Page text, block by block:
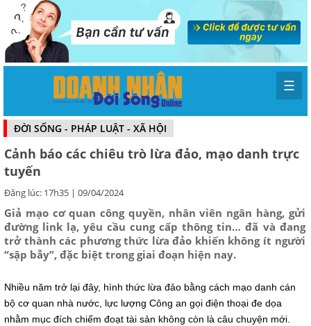
☰
ĐỜI SỐNG - PHÁP LUẬT - XÃ HỘI
Cảnh báo các chiêu trò lừa đảo, mạo danh trực
tuyến
Đăng lúc: 17h35 | 09/04/2024
Giả mạo cơ quan công quyền, nhân viên ngân hàng, gửi
đường link lạ, yêu cầu cung cấp thông tin… đã và đang
trở thành các phương thức lừa đảo khiến không ít người
“sập bẫy”, đặc biệt trong giai đoạn hiện nay.
Nhiều năm trở lại đây, hình thức lừa đảo bằng cách mạo danh cán
bộ cơ quan nhà nước, lực lượng Công an gọi điện thoại đe dọa
nhằm mục đích chiếm đoạt tài sản không còn là câu chuyện mới.